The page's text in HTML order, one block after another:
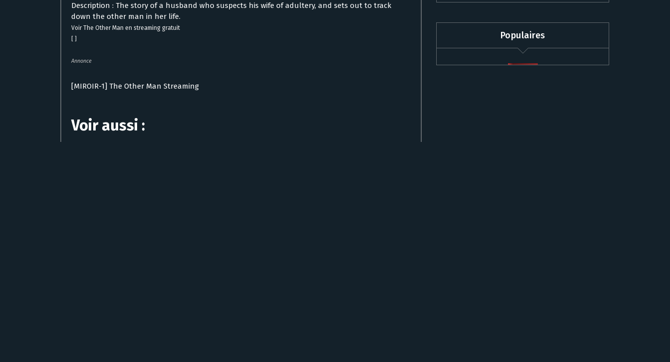
Description : The story of a husband who suspects his wife of adultery, and sets out to track
down the other man in her life.
Voir The Other Man en streaming gratuit
Annonce
[MIROIR-1] The Other Man Streaming
Voir aussi :
Populaires